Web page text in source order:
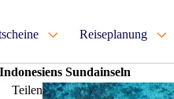
Reiseplanung
Sundainseln
Teilen